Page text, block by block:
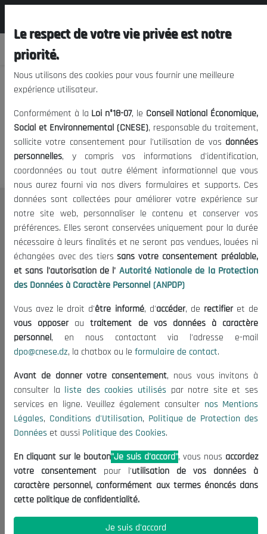
Nous vous prions de nous
excuser, mais l'accès à ce
contenu est restreint.
Le CNESE
A Propos
Le président
Organisation
Publications
Informations utiles
Appels d'offres et Consultations
Mentions Légales
Conditions d'Utilisation
Politique de Protection des Données
Politique des Cookies
Nous Contacter
(+213) 021 98 01 00|01|02
contact@cnese.dz
Suggestions ou Initiatives ?
Newsletter
dernières nouvelles.
Le respect de votre vie privée est notre
priorité.
Nous utilisons des cookies pour vous fournir une meilleure
expérience utilisateur.
Conformément à la Loi n°18-07, le Conseil National Économique,
Social et Environnemental (CNESE), responsable du traitement,
sollicite votre consentement pour l'utilisation de vos données
personnelles, y compris vos informations d'identification,
coordonnées ou tout autre élément informationnel que vous
nous aurez fourni via nos divers formulaires et supports. Ces
données sont collectées pour améliorer votre expérience sur
notre site web, personnaliser le contenu et conserver vos
préférences. Elles seront conservées uniquement pour la durée
nécessaire à leurs finalités et ne seront pas vendues, louées ni
échangées avec des tierssans votre consentement préalable,
et sans l'autorisation de l' Autorité Nationale de la Protection
des Données à Caractère Personnel (ANPDP)
Vous avez le droit d'être informé, d'accéder, de rectifieret de
vous opposerautraitement de vos données à caractère
personnel, en nous contactant via l'adresse e-mail
dpo@cnese.dz, la chatbox ou le formulaire de contact.
Avant de donner votre consentement, nous vous invitons à
consulter la liste des cookies utilisés par notre site et ses
services en ligne. Veuillez également consulter nos Mentions
Légales, Conditions d'Utilisation, Politique de Protection des
Données et aussi Politique des Cookies.
En cliquant sur le bouton"Je suis d'accord", vous nous accordez
votre consentement pour l'utilisation de vos données à
caractère personnel, conformément aux termes énoncés dans
cette politique de confidentialité.
Je suis d'accord